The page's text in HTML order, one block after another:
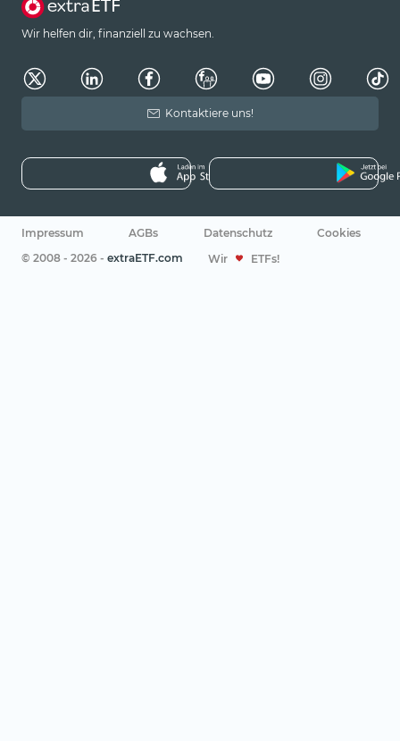
Wir helfen dir, finanziell zu wachsen.
Kontaktiere uns!
Impressum AGBs Datenschutz
Cookies
© 2008 - 2026 - extraETF.com Wir ETFs!